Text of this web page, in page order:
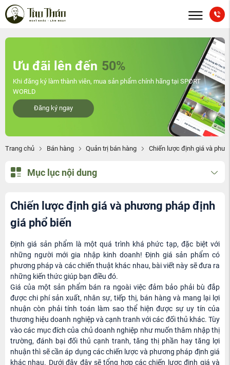
Ưu đãi lên đến 50%
Khi đăng ký làm thành viên, mua sản phẩm chính hãng tại SPORT
WORLD
Đăng ký ngay
Trang chủ Bán hàng Quản trị bán hàng Chiến lược định giá và
Mục lục nội dung
Chiến lược định giá và phương pháp định
giá phổ biến
Định giá sản phẩm là một quá trình khá phức tạp, đặc biệt với
những người mới gia nhập kinh doanh! Định giá sản phẩm có
phương pháp và các chiến thuật khác nhau, bài viết này sẽ đưa ra
những kiến thức giúp bạn điều đó.
Giá của một sản phẩm bán ra ngoài việc đảm bảo phải bù đắp
được chi phí sản xuất, nhân sự, tiếp thị, bán hàng và mang lại lợi
nhuận còn phải tính toán làm sao thể hiện được sự uy tín của
thương hiệu doanh nghiệp và cạnh tranh với các đối thủ khác. Tùy
vào các mục đích của chủ doanh nghiệp như muốn thâm nhập thị
trường, đánh bại đối thủ cạnh tranh, tăng thị phần hay tăng lợi
nhuận thì sẽ cần áp dụng các chiến lược và phương pháp định giá
khác nhau. Dưới đây đây sẽ tổng hợp các chiến lược định giá và